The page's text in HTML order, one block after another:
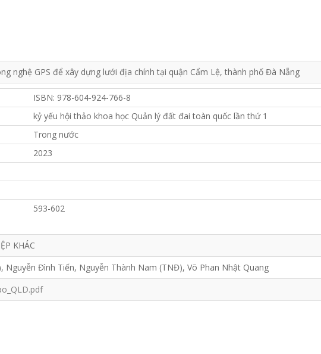
nghệ GPS để xây dựng lưới địa chính tại quận Cẩm Lệ, thành phố Đà Nẵng
ISBN: 978-604-924-766-8
kỷ yếu hội thảo khoa học Quản lý đất đai toàn quốc lần thứ 1
Trong nước
2023
593-602
KHÁC
Nguyễn Đình Tiến, Nguyễn Thành Nam (TNĐ), Võ Phan Nhật Quang